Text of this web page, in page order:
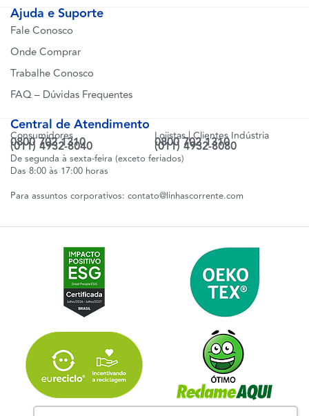
Ajuda e Suporte
Fale Conosco
Onde Comprar
Trabalhe Conosco
FAQ – Dúvidas Frequentes
Central de Atendimento
Consumidores
0800 702 1310
(011) 4932-8040
Lojistas | Clientes Indústria
0800 702 1310
(011) 4932-8080
De segunda à sexta-feira (exceto feriados)
Das 8:00 às 17:00 horas
Para assuntos corporativos: contato@linhascorrente.com